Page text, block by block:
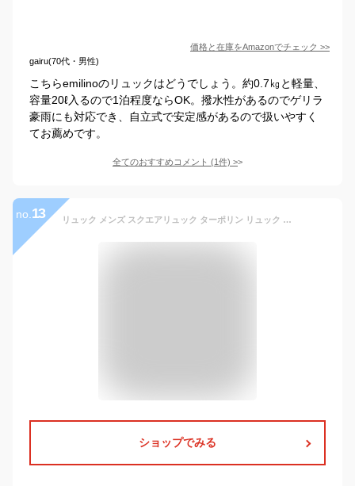
価格と在庫をAmazonでチェック >>
gairu(70代・男性)
こちらemilinoのリュックはどうでしょう。約0.7㎏と軽量、
容量20ℓ入るので1泊程度ならOK。撥水性があるのでゲリラ
豪雨にも対応でき、自立式で安定感があるので扱いやすく
てお薦めです。
全てのおすすめコメント (1件) >
no. 13 リュック メンズ スクエアリュック ターポリン リュック 撥水加工 防水 リュックサック 大容量 ボックス ナイロン リュック 通学 通勤 パソコン PC 大きめ おしゃれ デイパック バックパック 耐水 アウトドア 黒 ブラック A4 スクエア型 軽い 軽量 入学 進学 人気 送料無料
ショップでみる